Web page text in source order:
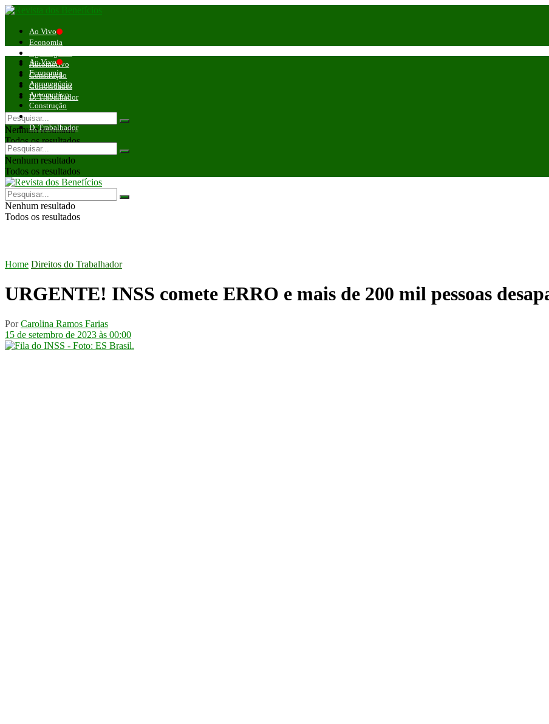
Ao Vivo
Economia
Automotivo
Construção
Curiosidades
D. Trabalhador
Nenhum resultado
Todos os resultados
Ao Vivo
Economia
Agronegócio
Automotivo
Construção
Curiosidades
D. Trabalhador
Nenhum resultado
Todos os resultados
Nenhum resultado
Todos os resultados
Home Direitos do Trabalhador
URGENTE! INSS comete ERRO e mais de 200 mil pessoas
Por Carolina Ramos Farias
15 de setembro de 2023 às 00:00